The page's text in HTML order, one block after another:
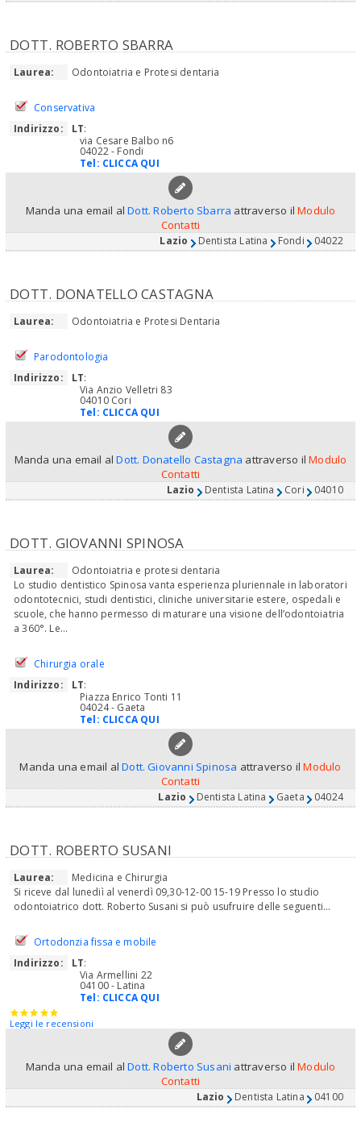
DOTT. ROBERTO SBARRA
Laurea: Odontoiatria e Protesi dentaria
Conservativa
Indirizzo:
LT:
via Cesare Balbo n6
04022 - Fondi
Tel: CLICCA QUI
Manda una email alDott. Roberto Sbarra attraverso ilModulo
Contatti
Lazio Dentista Latina Fondi 04022
DOTT. DONATELLO CASTAGNA
Laurea: Odontoiatria e Protesi Dentaria
Parodontologia
Indirizzo:
LT:
Via Anzio Velletri 83
04010 Cori
Tel: CLICCA QUI
Manda una email alDott. Donatello Castagna attraverso ilModulo
Contatti
Lazio Dentista Latina Cori 04010
DOTT. GIOVANNI SPINOSA
Laurea:
Odontoiatria e protesi dentaria
Lo studio dentistico Spinosa vanta esperienza pluriennale in laboratori
odontotecnici, studi dentistici, cliniche universitarie estere, ospedali e
scuole, che hanno permesso di maturare una visione dell’odontoiatria
a 360°. Le...
Chirurgia orale
Indirizzo:
LT:
Piazza Enrico Tonti 11
04024 - Gaeta
Tel: CLICCA QUI
Manda una email alDott. Giovanni Spinosa attraverso ilModulo
Contatti
Lazio Dentista Latina Gaeta 04024
DOTT. ROBERTO SUSANI
Laurea:
Medicina e Chirurgia
Si riceve dal lunediì al venerdì 09,30-12-00 15-19 Presso lo studio
odontoiatrico dott. Roberto Susani si può usufruire delle seguenti...
Ortodonzia fissa e mobile
Indirizzo:
LT:
Via Armellini 22
04100 - Latina
Tel: CLICCA QUI
Leggi le recensioni
Manda una email alDott. Roberto Susani attraverso ilModulo
Contatti
Lazio Dentista Latina 04100